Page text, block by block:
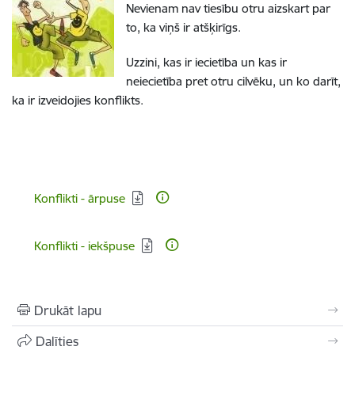
Nevienam nav tiesību otru aizskart par
to, ka viņš ir atšķirīgs.
Uzzini, kas ir iecietība un kas ir
neiecietība pret otru cilvēku, un ko darīt,
ka ir izveidojies konflikts.
Lejupielādēt:
Konflikti - ārpuse
Lejupielādēt:
Konflikti - iekšpuse
Drukāt lapu
Dalīties